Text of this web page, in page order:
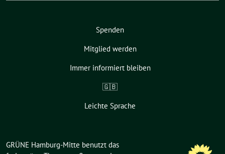
Spenden
Mitglied werden
Immer informiert bleiben
🇬🇧
Leichte Sprache
GRÜNE Hamburg-Mitte benutzt das